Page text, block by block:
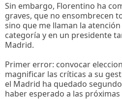
Sin embargo, Florentino ha
graves, que no ensombrecen
sino que me llaman la
categoría y en un presidente
Madrid.
Primer error: convocar
magnificar las críticas a su
el Madrid ha quedado
haber esperado a las próximas